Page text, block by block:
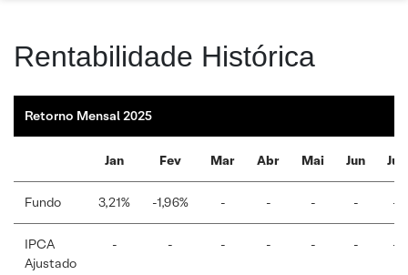
Rentabilidade Histórica
Retorno Mensal 2025
Jan Fev Mar Abr Mai Jun Jul
Fundo 3,21% -1,96% - - - - -
IPCA
Ajustado
- - - - - - -